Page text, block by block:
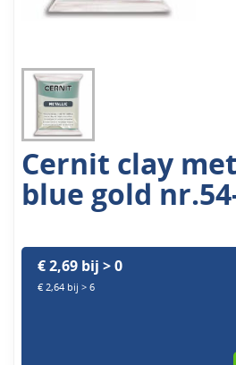
Cernit clay
blue gold
€ 2,69 bij > 0
€ 2,64 bij > 6